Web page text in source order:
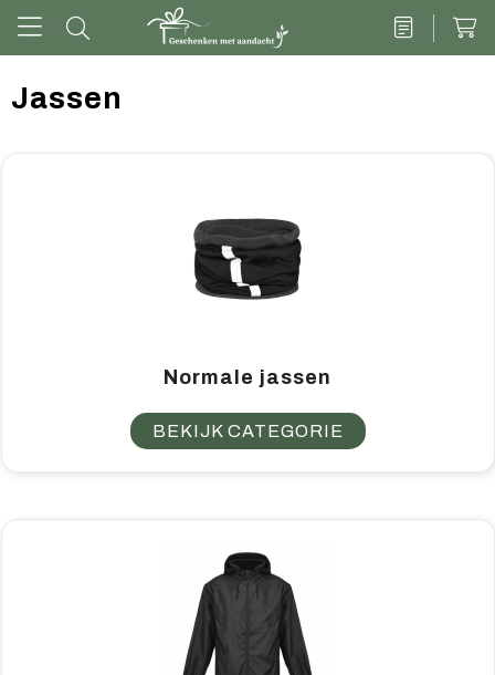
Zoete cadeaus
Groen geschenk
Gereedschap & veiligheid
Jassen
Normale jassen
BEKIJK CATEGORIE